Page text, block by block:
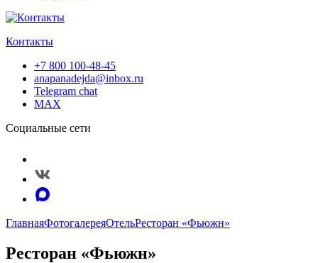
Контакты
+7 800 100-48-45
anapanadejda@inbox.ru
Telegram chat
MAX
Социальные сети
ГлавнаяФотогалереяОтельРесторан «Фьюжн»
Ресторан «Фьюжн»